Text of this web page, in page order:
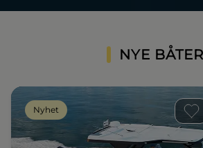
NYE BÅTER
Nyhet